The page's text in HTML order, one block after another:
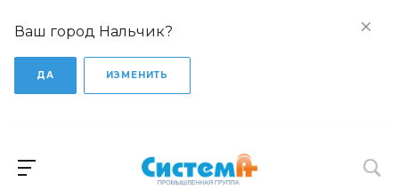
Ваш город Нальчик?
ДА ИЗМЕНИТЬ